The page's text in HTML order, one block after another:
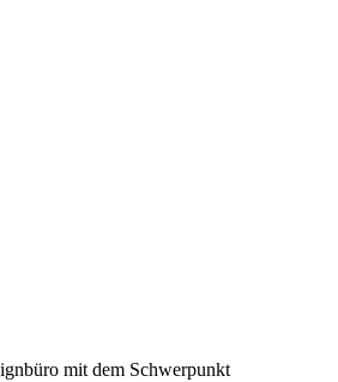
mit dem Schwerpunkt